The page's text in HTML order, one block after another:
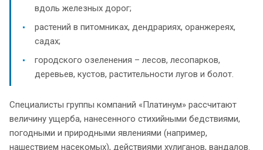
вдоль железных дорог;
растений в питомниках, дендрариях, оранжереях,
садах;
городского озеленения – лесов, лесопарков,
деревьев, кустов, растительности лугов и болот.
Специалисты группы компаний «Платинум» рассчитают
величину ущерба, нанесенного стихийными бедствиями,
погодными и природными явлениями (например,
нашествием насекомых), действиями хулиганов, вандалов.